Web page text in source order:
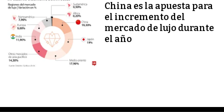
China es la apuesta para
el incremento del
mercado de lujo durante
el año